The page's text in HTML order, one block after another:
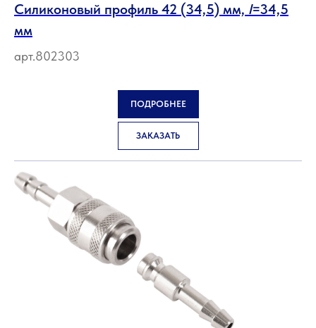
Силиконовый профиль 42 (34,5) мм, l=34,5
мм
арт.802303
ПОДРОБНЕЕ
ЗАКАЗАТЬ